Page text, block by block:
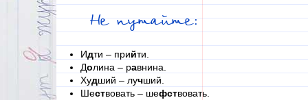
Не путайте:
Идти – прийти.
Долина – равнина.
Худший – лучший.
Шествовать – шефствовать.